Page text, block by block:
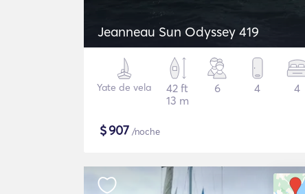
Jeanneau Sun Odyssey 419
Yate de vela
42 ft
13 m
6 4 4
$907 /noche